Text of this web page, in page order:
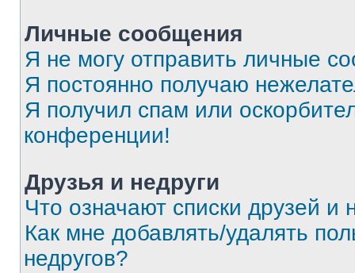
Личные сообщения
Я не могу отправить личные
Я постоянно получаю
Я получил спам или
конференции!
Друзья и недруги
Что означают списки друзей и
Как мне добавлять/удалять
недругов?